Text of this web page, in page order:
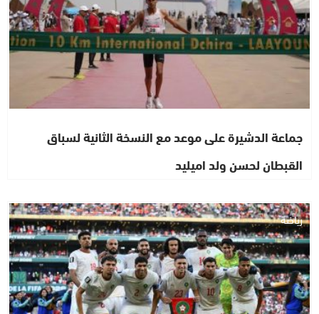
جماعة الدشيرة على موعد مع النسخة الثانية لسباق
القبطان لحسن ولد اميليد
رياضة